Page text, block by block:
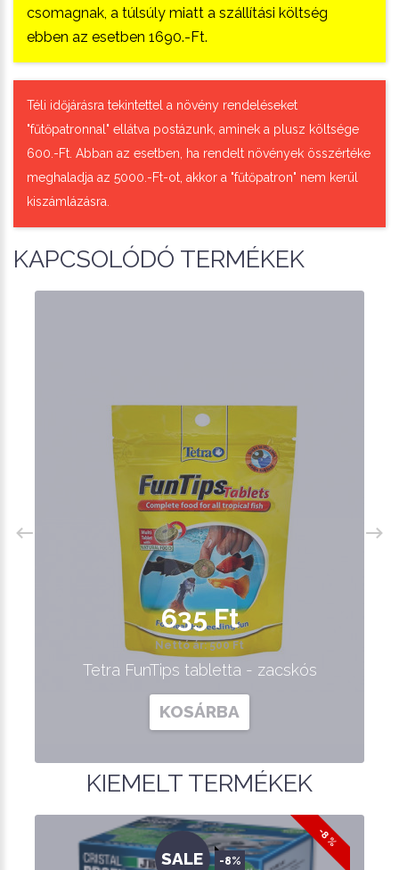
csomagnak, a túlsúly miatt a szállítási költség
ebben az esetben 1690.-Ft.
Téli időjárásra tekintettel a növény rendeléseket
"fűtőpatronnal" ellátva postázunk, aminek a plusz költsége
600.-Ft. Abban az esetben, ha rendelt növények összértéke
meghaladja az 5000.-Ft-ot, akkor a "fűtőpatron" nem kerül
kiszámlázásra.
KAPCSOLÓDÓ TERMÉKEK
635 Ft
Nettó ár: 500 Ft
Tetra FunTips tabletta - zacskós
KOSÁRBA
KIEMELT TERMÉKEK
-8 %
SALE -8%